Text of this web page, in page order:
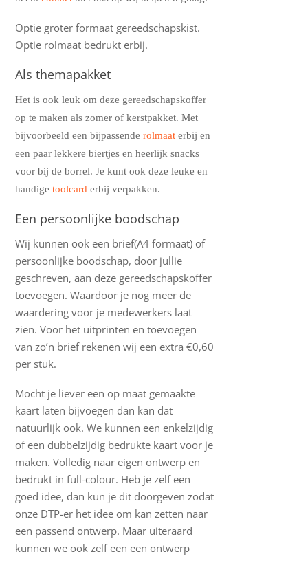
Optie groter formaat gereedschapskist.
Optie rolmaat bedrukt erbij.
Als themapakket
Het is ook leuk om deze gereedschapskoffer
op te maken als zomer of kerstpakket. Met
bijvoorbeeld een bijpassenderolmaat erbij en
een paar lekkere biertjes en heerlijk snacks
voor bij de borrel. Je kunt ook deze leuke en
handigetoolcard erbij verpakken.
Een persoonlijke boodschap
Wij kunnen ook een brief(A4 formaat) of
persoonlijke boodschap, door jullie
geschreven, aan deze gereedschapskoffer
toevoegen. Waardoor je nog meer de
waardering voor je medewerkers laat
zien. Voor het uitprinten en toevoegen
van zo’n brief rekenen wij een extra €0,60
per stuk.
Mocht je liever een op maat gemaakte
kaart laten bijvoegen dan kan dat
natuurlijk ook. We kunnen een enkelzijdig
of een dubbelzijdig bedrukte kaart voor je
maken. Volledig naar eigen ontwerp en
bedrukt in full-colour. Heb je zelf een
goed idee, dan kun je dit doorgeven zodat
onze DTP-er het idee om kan zetten naar
een passend ontwerp. Maar uiteraard
kunnen we ook zelf een een ontwerp